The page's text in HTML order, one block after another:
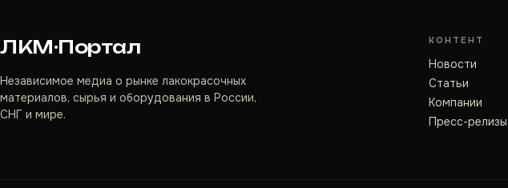
ЛКМ·Портал
Независимое медиа о рынке лакокрасочных
материалов, сырья и оборудования в России,
СНГ и мире.
КОНТЕНТ
Новости
Статьи
Компании
Пресс-релизы